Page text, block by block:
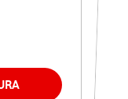
CLUB